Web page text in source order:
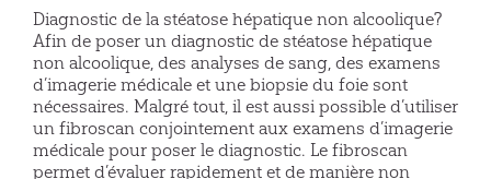
Diagnostic de la stéatose hépatique non alcoolique?
Afin de poser un diagnostic de stéatose hépatique
non alcoolique, des analyses de sang, des examens
d’imagerie médicale et une biopsie du foie sont
nécessaires. Malgré tout, il est aussi possible d’utiliser
un fibroscan conjointement aux examens d’imagerie
médicale pour poser le diagnostic. Le fibroscan
permet d’évaluer rapidement et de manière non